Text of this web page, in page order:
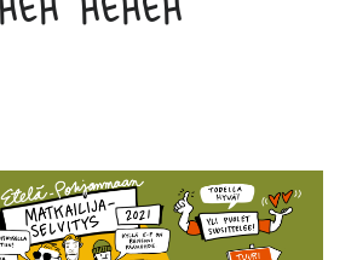
heh heheh